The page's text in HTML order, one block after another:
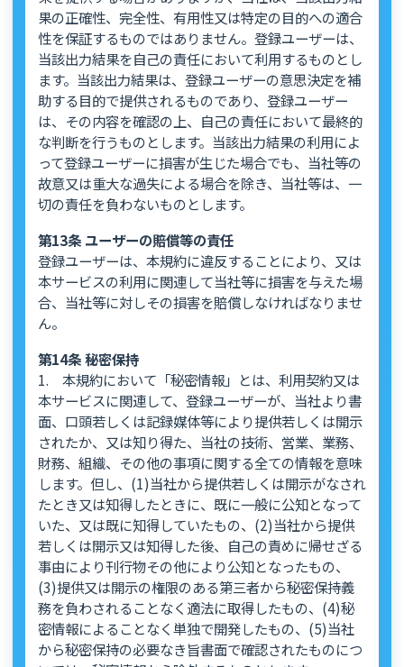
果の正確性、完全性、有用性又は特定の目的への適合
性を保証するものではありません。登録ユーザーは、
当該出力結果を自己の責任において利用するものとし
ます。当該出力結果は、登録ユーザーの意思決定を補
助する目的で提供されるものであり、登録ユーザー
は、その内容を確認の上、自己の責任において最終的
な判断を行うものとします。当該出力結果の利用によ
って登録ユーザーに損害が生じた場合でも、当社等の
故意又は重大な過失による場合を除き、当社等は、一
切の責任を負わないものとします。
第13条 ユーザーの賠償等の責任
登録ユーザーは、本規約に違反することにより、又は
本サービスの利用に関連して当社等に損害を与えた場
合、当社等に対しその損害を賠償しなければなりませ
ん。
第14条 秘密保持
1. 本規約において「秘密情報」とは、利用契約又は
本サービスに関連して、登録ユーザーが、当社より書
面、口頭若しくは記録媒体等により提供若しくは開示
されたか、又は知り得た、当社の技術、営業、業務、
財務、組織、その他の事項に関する全ての情報を意味
します。但し、(1)当社から提供若しくは開示がなされ
たとき又は知得したときに、既に一般に公知となって
いた、又は既に知得していたもの、(2)当社から提供
若しくは開示又は知得した後、自己の責めに帰せざる
事由により刊行物その他により公知となったもの、
(3)提供又は開示の権限のある第三者から秘密保持義
務を負わされることなく適法に取得したもの、(4)秘
密情報によることなく単独で開発したもの、(5)当社
から秘密保持の必要なき旨書面で確認されたものにつ